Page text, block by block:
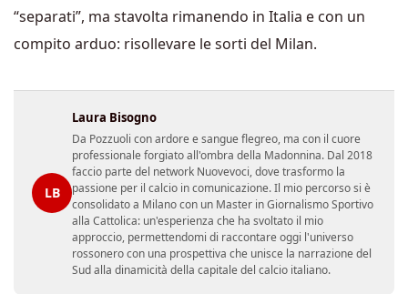
“separati”, ma stavolta rimanendo in Italia e con un
compito arduo: risollevare le sorti del Milan.
LB
Laura Bisogno
Da Pozzuoli con ardore e sangue flegreo, ma con il cuore
professionale forgiato all'ombra della Madonnina. Dal 2018
faccio parte del network Nuovevoci, dove trasformo la
passione per il calcio in comunicazione. Il mio percorso si è
consolidato a Milano con un Master in Giornalismo Sportivo
alla Cattolica: un'esperienza che ha svoltato il mio
approccio, permettendomi di raccontare oggi l'universo
rossonero con una prospettiva che unisce la narrazione del
Sud alla dinamicità della capitale del calcio italiano.